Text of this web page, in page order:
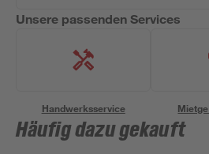
Unsere passenden Services
Handwerksservice
Häufig dazu gekauft